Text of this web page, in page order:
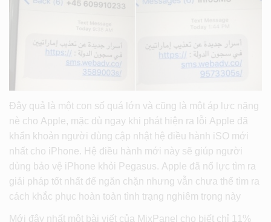
Đây quả là một con số quá lớn và cũng là một áp lực nặng
nè cho Apple, mặc dù ngay khi phát hiện ra lỗi Apple đã
khẩn khoản người dùng cập nhật hệ điều hành iSO mới
nhất cho iPhone. Hệ điều hành mới này sẽ giúp người
dùng bảo vệ iPhone khỏi Pegasus. Apple đã nổ lực tìm ra
giải pháp tốt nhất để ngăn chặn nhưng vẫn chưa thể tìm ra
cách khắc phục hoàn toàn tình trạng nghiêm trọng này
Mới đây nhất một bài viết của MixPanel cho biết chỉ 11%